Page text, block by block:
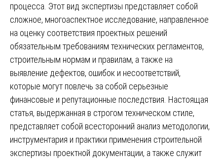
процесса. Этот вид экспертизы представляет собой
сложное, многоаспектное исследование, направленное
на оценку соответствия проектных решений
обязательным требованиям технических регламентов,
строительным нормам и правилам, а также на
выявление дефектов, ошибок и несоответствий,
которые могут повлечь за собой серьезные
финансовые и репутационные последствия. Настоящая
статья, выдержанная в строгом техническом стиле,
представляет собой всесторонний анализ методологии,
инструментария и практики применения строительной
экспертизы проектной документации, а также служит